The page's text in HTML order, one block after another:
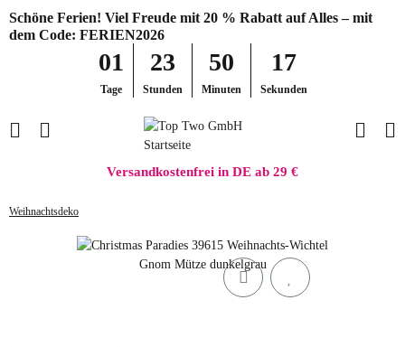
Schöne Ferien! Viel Freude mit 20 % Rabatt auf Alles – mit
dem Code: FERIEN2026
01
Tage
23
Stunden
50
Minuten
17
Sekunden
Versandkostenfrei in DE ab 29 €
Weihnachtsdeko